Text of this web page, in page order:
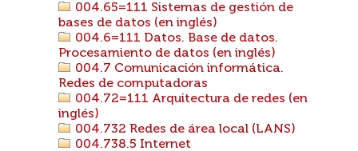
004.65=111 Sistemas de gestión de
bases de datos (en inglés)
004.6=111 Datos. Base de datos.
Procesamiento de datos (en inglés)
004.7 Comunicación informática.
Redes de computadoras
004.72=111 Arquitectura de redes (en
inglés)
004.732 Redes de área local (LANS)
004.738.5 Internet